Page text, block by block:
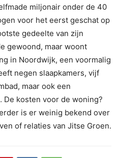
miljonair onder de 40
voor het eerst geschat op
gedeelte van zijn
gewoond, maar woont
in Noordwijk, een voormalig
negen slaapkamers, vijf
maar ook een
De kosten voor de woning?
is er weinig bekend over
of relaties van Jitse Groen.